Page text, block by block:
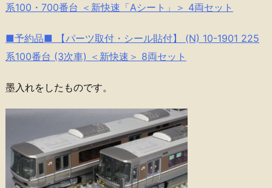
系100・700番台 ＜新快速「Aシート」＞ 4両セット
■予約品■ 【パーツ取付・シール貼付】 (N) 10-1901 225
系100番台 (3次車) ＜新快速＞ 8両セット
墨入れをしたものです。